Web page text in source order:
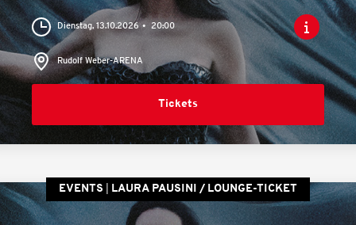
Dienstag, 13.10.2026 20:00
Rudolf Weber-ARENA
Tickets
EVENTS LAURA PAUSINI / LOUNGE-TICKET